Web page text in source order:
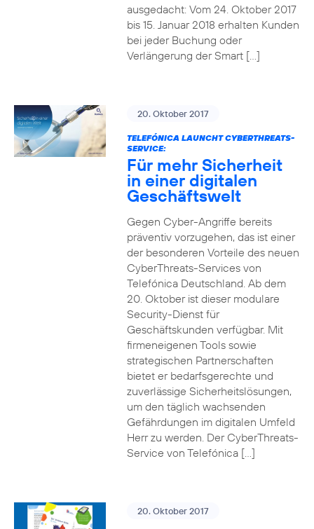
ausgedacht: Vom 24. Oktober 2017
bis 15. Januar 2018 erhalten Kunden
bei jeder Buchung oder
Verlängerung der Smart […]
20. Oktober 2017
TELEFÓNICA LAUNCHT CYBERTHREATS-
SERVICE:
Für mehr Sicherheit
in einer digitalen
Geschäftswelt
Gegen Cyber-Angriffe bereits
präventiv vorzugehen, das ist einer
der besonderen Vorteile des neuen
CyberThreats-Services von
Telefónica Deutschland. Ab dem
20. Oktober ist dieser modulare
Security-Dienst für
Geschäftskunden verfügbar. Mit
firmeneigenen Tools sowie
strategischen Partnerschaften
bietet er bedarfsgerechte und
zuverlässige Sicherheitslösungen,
um den täglich wachsenden
Gefährdungen im digitalen Umfeld
Herr zu werden. Der CyberThreats-
Service von Telefónica […]
20. Oktober 2017